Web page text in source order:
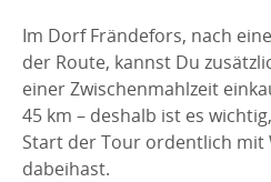
Im Dorf Frändefors, nach
der Route, kannst Du
einer Zwischenmahlzeit
45 km – deshalb ist es
Start der Tour ordentlich mit
dabeihast.